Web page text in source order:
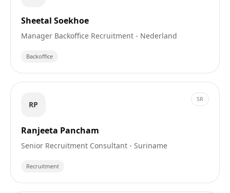
Sheetal Soekhoe
Manager Backoffice Recruitment - Nederland
Backoffice
RP
SR
Ranjeeta Pancham
Senior Recruitment Consultant - Suriname
Recruitment